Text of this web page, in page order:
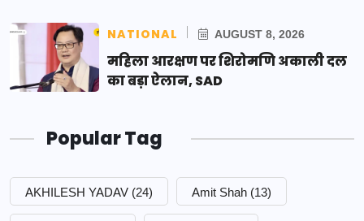
NATIONAL AUGUST 8, 2026
महिला आरक्षण पर शिरोमणि अकाली दल
का बड़ा ऐलान, SAD
Popular Tag
AKHILESH YADAV (24) Amit Shah (13)